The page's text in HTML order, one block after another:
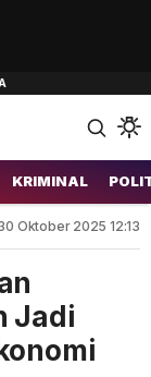
KRIMINAL
Oktober 2025 12:13
Jadi